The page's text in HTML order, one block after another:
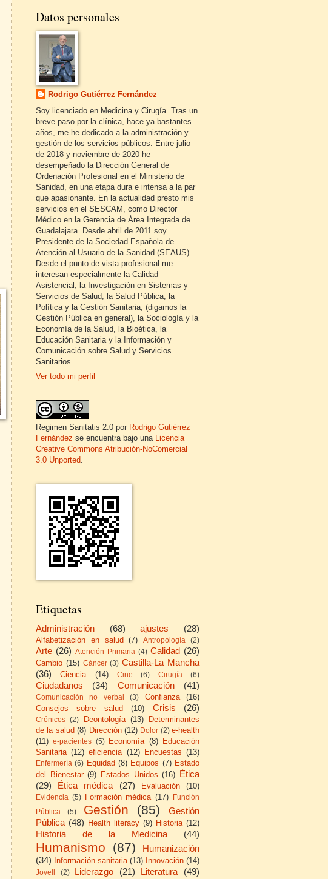
Datos personales
Rodrigo Gutiérrez Fernández
Soy licenciado en Medicina y Cirugía. Tras un
breve paso por la clínica, hace ya bastantes
años, me he dedicado a la administración y
gestión de los servicios públicos. Entre julio
de 2018 y noviembre de 2020 he
desempeñado la Dirección General de
Ordenación Profesional en el Ministerio de
Sanidad, en una etapa dura e intensa a la par
que apasionante. En la actualidad presto mis
servicios en el SESCAM, como Director
Médico en la Gerencia de Área Integrada de
Guadalajara. Desde abril de 2011 soy
Presidente de la Sociedad Española de
Atención al Usuario de la Sanidad (SEAUS).
Desde el punto de vista profesional me
interesan especialmente la Calidad
Asistencial, la Investigación en Sistemas y
Servicios de Salud, la Salud Pública, la
Política y la Gestión Sanitaria, (digamos la
Gestión Pública en general), la Sociología y la
Economía de la Salud, la Bioética, la
Educación Sanitaria y la Información y
Comunicación sobre Salud y Servicios
Sanitarios.
Ver todo mi perfil
Regimen Sanitatis 2.0 por Rodrigo Gutiérrez
Fernández se encuentra bajo una Licencia
Creative Commons Atribución-NoComercial
3.0 Unported.
Etiquetas
Administración (68) ajustes (28)
Alfabetización en salud (7) Antropología (2)
Arte (26) Atención Primaria (4) Calidad (26)
Cambio (15) Cáncer (3) Castilla-La Mancha
(36)
Ciencia (14) Cine (6) Cirugía (6)
Ciudadanos (34) Comunicación (41)
Comunicación no verbal (3) Confianza
(16)
Consejos sobre salud
(10) Crisis (26)
Crónicos (2) Deontología (13)
Determinantes
de la salud (8) Dirección (12) Dolor (2) e-health
(11)
e-pacientes (5) Economía (8)
Educación
Sanitaria (12) eficiencia (12) Encuestas (13)
Enfermería (6) Equidad (8) Equipos (7) Estado
del Bienestar (9) Estados Unidos (16) Ética
(29)
Ética médica (27) Evaluación (10)
Evidencia (5) Formación médica (17)
Función
Pública
(5) Gestión (85)
Gestión
Pública (48) Health literacy (9) Historia (12)
Historia de la Medicina (44)
Humanismo (87)
Humanización
(34) Información sanitaria (13) Innovación (14)
Jovell (2) Liderazgo (21) Literatura (49)